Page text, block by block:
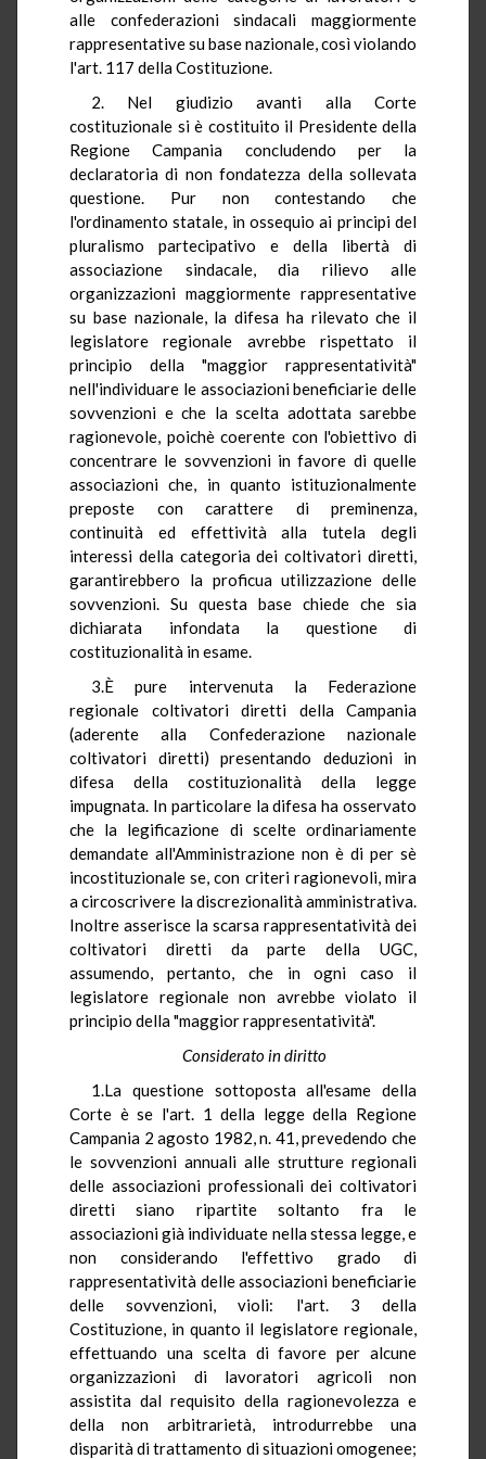
alle confederazioni sindacali maggiormente
rappresentative su base nazionale, così violando
l'art. 117 della Costituzione.
2. Nel giudizio avanti alla Corte
costituzionale si è costituito il Presidente della
Regione Campania concludendo per la
declaratoria di non fondatezza della sollevata
questione. Pur non contestando che
l'ordinamento statale, in ossequio ai principi del
pluralismo partecipativo e della libertà di
associazione sindacale, dia rilievo alle
organizzazioni maggiormente rappresentative
su base nazionale, la difesa ha rilevato che il
legislatore regionale avrebbe rispettato il
principio della "maggior rappresentatività"
nell'individuare le associazioni beneficiarie delle
sovvenzioni e che la scelta adottata sarebbe
ragionevole, poichè coerente con l'obiettivo di
concentrare le sovvenzioni in favore di quelle
associazioni che, in quanto istituzionalmente
preposte con carattere di preminenza,
continuità ed effettività alla tutela degli
interessi della categoria dei coltivatori diretti,
garantirebbero la proficua utilizzazione delle
sovvenzioni. Su questa base chiede che sia
dichiarata infondata la questione di
costituzionalità in esame.
3.È pure intervenuta la Federazione
regionale coltivatori diretti della Campania
(aderente alla Confederazione nazionale
coltivatori diretti) presentando deduzioni in
difesa della costituzionalità della legge
impugnata. In particolare la difesa ha osservato
che la legificazione di scelte ordinariamente
demandate all'Amministrazione non è di per sè
incostituzionale se, con criteri ragionevoli, mira
a circoscrivere la discrezionalità amministrativa.
Inoltre asserisce la scarsa rappresentatività dei
coltivatori diretti da parte della UGC,
assumendo, pertanto, che in ogni caso il
legislatore regionale non avrebbe violato il
principio della "maggior rappresentatività".
Considerato in diritto
1.La questione sottoposta all'esame della
Corte è se l'art. 1 della legge della Regione
Campania 2 agosto 1982, n. 41, prevedendo che
le sovvenzioni annuali alle strutture regionali
delle associazioni professionali dei coltivatori
diretti siano ripartite soltanto fra le
associazioni già individuate nella stessa legge, e
non considerando l'effettivo grado di
rappresentatività delle associazioni beneficiarie
delle sovvenzioni, violi: l'art. 3 della
Costituzione, in quanto il legislatore regionale,
effettuando una scelta di favore per alcune
organizzazioni di lavoratori agricoli non
assistita dal requisito della ragionevolezza e
della non arbitrarietà, introdurrebbe una
disparità di trattamento di situazioni omogenee;